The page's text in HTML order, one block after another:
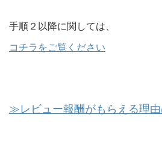
手順２以降に関しては、
コチラをご覧ください
≫レビュー報酬がもらえる理由